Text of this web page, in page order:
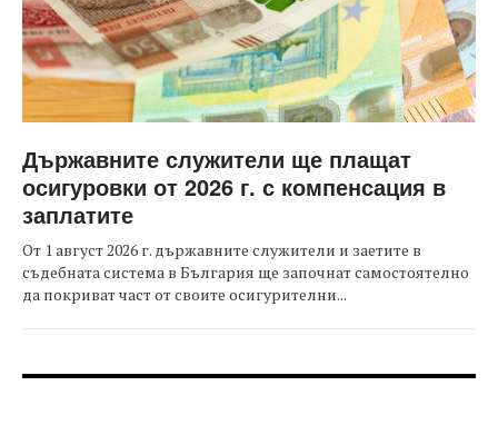
Държавните служители ще плащат
осигуровки от 2026 г. с компенсация в
заплатите
От 1 август 2026 г. държавните служители и заетите в
съдебната система в България ще започнат самостоятелно
да покриват част от своите осигурителни...